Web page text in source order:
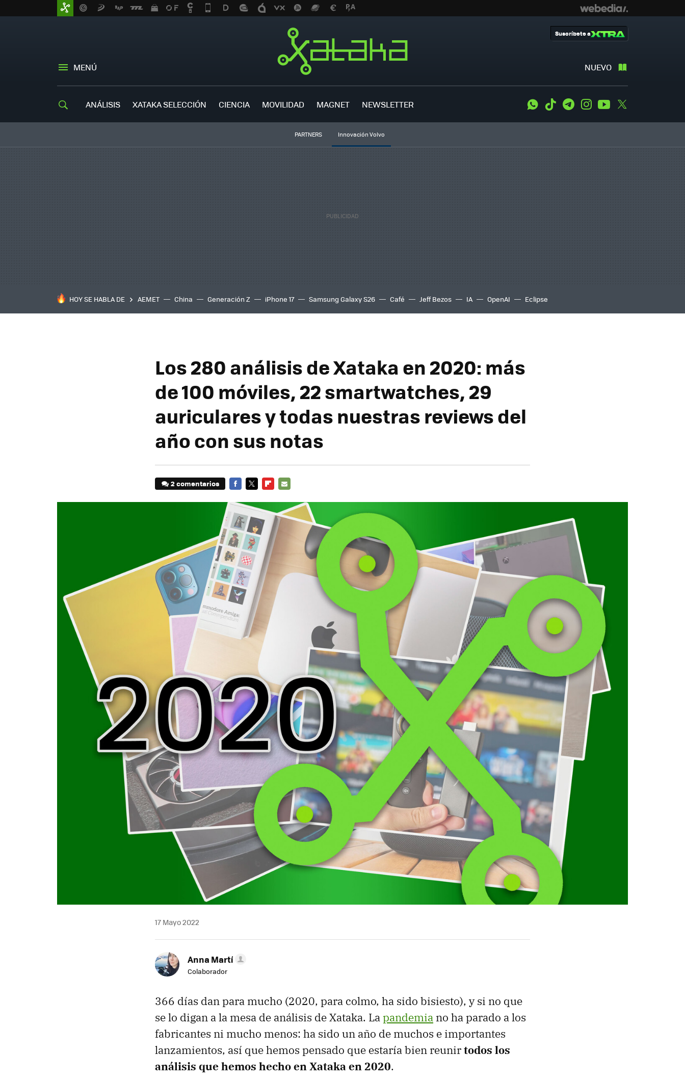
MENÚ NUEVO
Suscríbete a
ANÁLISIS XATAKA SELECCIÓN CIENCIA MOVILIDAD MAGNET NEWSLETTER WhatsApp
Tiktok TelegramInstagramYoutube
PARTNERS Innovación Volvo
HOY SE HABLA DE AEMET China Generación Z iPhone 17 Samsung Galaxy S26 Café Jeff Bezos IA OpenAI Eclipse
Los 280 análisis de Xataka en 2020: más
de 100 móviles, 22 smartwatches, 29
auriculares y todas nuestras reviews del
año con sus notas
2 comentarios
MAIL
17 Mayo 2022
Anna Martí
Colaborador
366 días dan para mucho (2020, para colmo, ha sido bisiesto), y si no que
se lo digan a la mesa de análisis de Xataka. Lapandemia no ha parado a los
fabricantes ni mucho menos: ha sido un año de muchos e importantes
lanzamientos, así que hemos pensado que estaría bien reunirtodos los
análisis que hemos hecho en Xataka en 2020.